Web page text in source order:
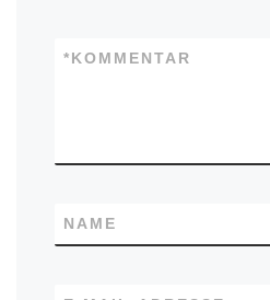
KOMMENTAR
*
NAME